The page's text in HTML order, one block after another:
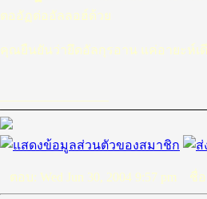
ตออัฏต่ออัลลอฮ์ด้วย
คุณยืนยันว่ายึดอัลกุรอาน แค่อายะห์เ
ตอบ: Wed Jun 30, 2004 9:57 pm ชื่อ